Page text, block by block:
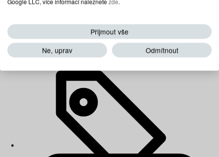
Dětské matrace
Přijmout vše
Ne, uprav
Odmítnout